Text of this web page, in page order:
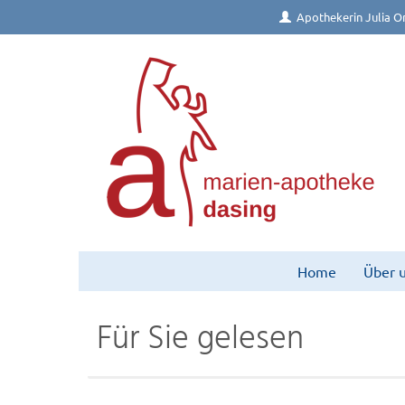
Apothekerin Julia
Home Über
Für Sie gelesen